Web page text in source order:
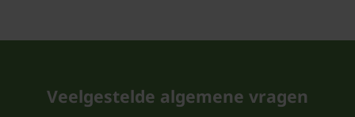
Veelgestelde algemene vragen